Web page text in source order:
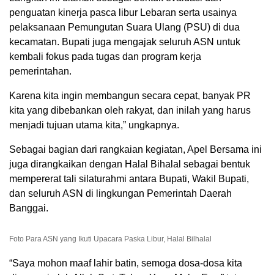
penguatan kinerja pasca libur Lebaran serta usainya
pelaksanaan Pemungutan Suara Ulang (PSU) di dua
kecamatan. Bupati juga mengajak seluruh ASN untuk
kembali fokus pada tugas dan program kerja
pemerintahan.
Karena kita ingin membangun secara cepat, banyak PR
kita yang dibebankan oleh rakyat, dan inilah yang harus
menjadi tujuan utama kita,” ungkapnya.
Sebagai bagian dari rangkaian kegiatan, Apel Bersama ini
juga dirangkaikan dengan Halal Bihalal sebagai bentuk
mempererat tali silaturahmi antara Bupati, Wakil Bupati,
dan seluruh ASN di lingkungan Pemerintah Daerah
Banggai.
Foto Para ASN yang Ikuti Upacara Paska Libur, Halal Bilhalal
“Saya mohon maaf lahir batin, semoga dosa-dosa kita